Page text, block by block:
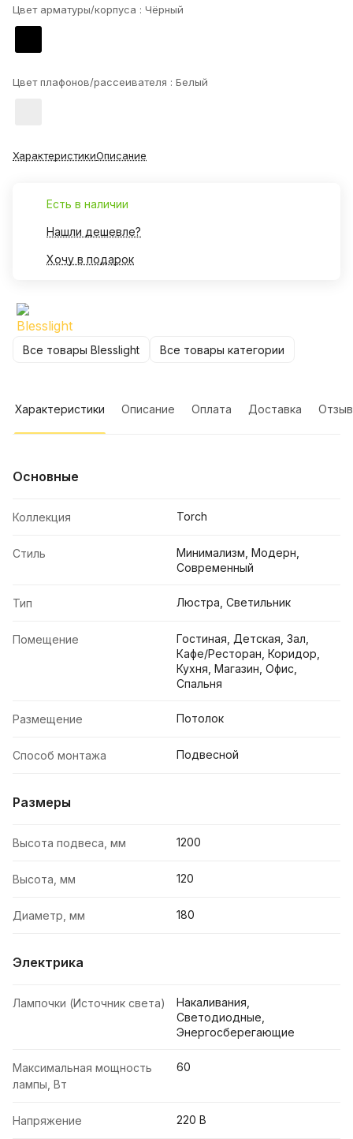
Цвет арматуры/корпуса : Чёрный
Цвет плафонов/рассеивателя : Белый
ХарактеристикиОписание
Есть в наличии
Нашли дешевле?
Хочу в подарок
Все товары Blesslight Все товары категории
Характеристики Описание Оплата Доставка
Основные
Коллекция Torch
Стиль
Минимализм, Модерн,
Современный
Тип Люстра, Светильник
Помещение
Гостиная, Детская, Зал,
Кафе/Ресторан, Коридор,
Кухня, Магазин, Офис,
Спальня
Размещение Потолок
Способ монтажа Подвесной
Размеры
Высота подвеса, мм 1200
Высота, мм 120
Диаметр, мм 180
Электрика
Лампочки (Источник света)
Накаливания,
Светодиодные,
Энергосберегающие
Максимальная мощность
лампы, Вт
60
Напряжение 220 В